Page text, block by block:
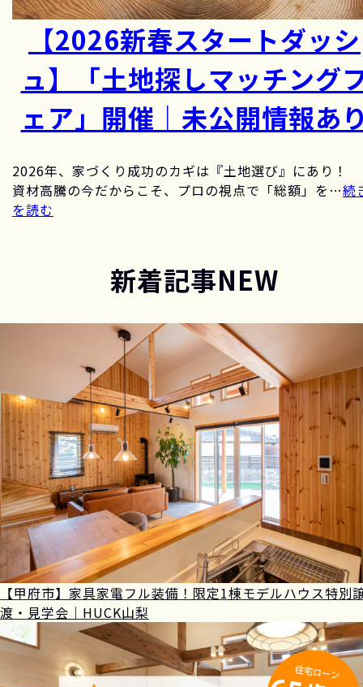
【2026新春スタートダッシ
ュ】「土地探しマッチング
ェア」開催｜未公開情報あ
2026年、家づくり成功のカギは『土地選び』にあり！
資材高騰の今だからこそ、プロの視点で「総額」を…続
を読む
新着記事NEW
【甲府市】家具家電フル装備！限定1棟モデルハウス特別
渡・見学会｜HUCK山梨